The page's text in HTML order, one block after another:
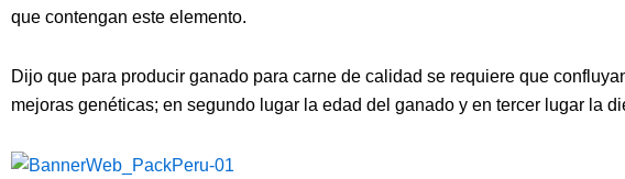
que contengan este elemento.
Dijo que para producir ganado para carne de calidad se requiere que
mejoras genéticas; en segundo lugar la edad del ganado y en tercer lugar la